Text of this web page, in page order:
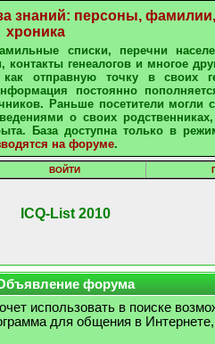
знаний: персоны, фамилии,
хроника
списки, перечни
контакты генеалогов и многое
отправную точку в своих
постоянно
Раньше посетители могли
о своих
База доступна только в
на форуме.
ВОЙТИ
ICQ-List 2010
форума
использовать в поиске
для общения в